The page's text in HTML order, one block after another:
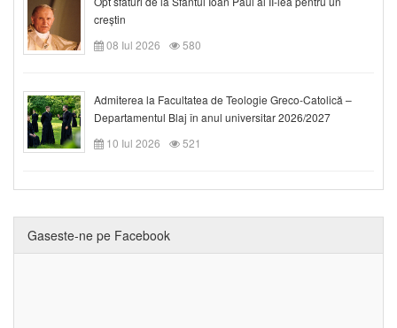
creștin
08 Iul 2026
580
Admiterea la Facultatea de Teologie Greco-Catolică –
Departamentul Blaj în anul universitar 2026/2027
10 Iul 2026
521
Gaseste-ne pe Facebook